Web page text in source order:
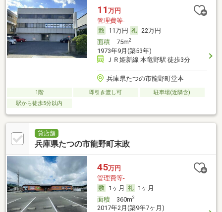
11 万円
管理費等-
11万円
22万円
面積75m2
1973年9月(築53年)
ＪＲ姫新線 本竜野駅 徒歩3分
兵庫県たつの市龍野町堂本
1階 即引き渡し可
駐車場(近隣含)
駅から徒歩5分以内
貸店舗
兵庫県たつの市龍野町末政
45万円
管理費等-
1ヶ月
1ヶ月
面積360m2
2017年2月(築9年7ヶ月)